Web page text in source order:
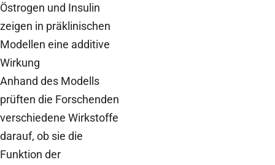
Östrogen und Insulin
zeigen in präklinischen
Modellen eine additive
Wirkung
Anhand des Modells
prüften die Forschenden
verschiedene Wirkstoffe
darauf, ob sie die
Funktion der